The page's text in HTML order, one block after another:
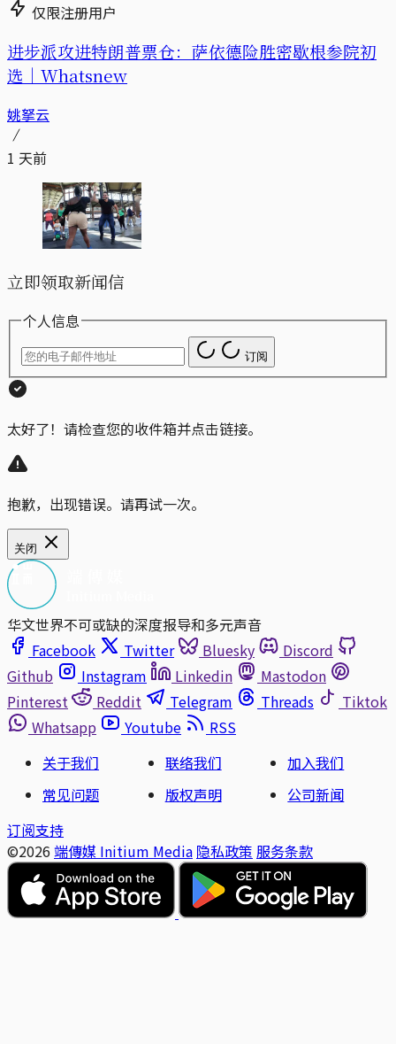
仅限注册用户
进步派攻进特朗普票仓：萨依德险胜密歇根参院初
选｜Whatsnew
姚拏云
1 天前
立即领取新闻信
个人信息
订阅
太好了！请检查您的收件箱并点击链接。
抱歉，出现错误。请再试一次。
关闭
华文世界不可或缺的深度报导和多元声音
Facebook
Twitter Bluesky
Discord
Github
Instagram Linkedin
Mastodon
Pinterest
Reddit Telegram Threads
Tiktok
Whatsapp
Youtube
RSS
关于我们
联络我们
加入我们
常见问题
版权声明
公司新闻
订阅支持
©2026 端傳媒 Initium Media 隐私政策 服务条款